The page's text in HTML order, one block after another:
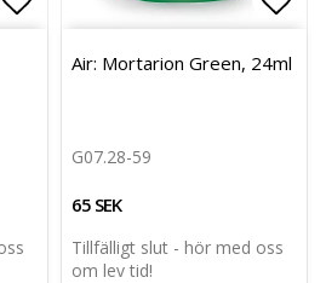
Lägg till i favoritlistan
Air: Mortarion Green, 24ml
G07.28-59
65 SEK
Tillfälligt slut - hör med oss
om lev tid!